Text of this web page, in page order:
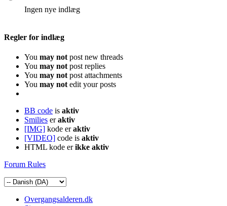
Ingen nye indlæg
Regler for indlæg
You may notpost new threads
You may notpost replies
You may notpost attachments
You may notedit your posts
BB code is aktiv
Smilies eraktiv
[IMG] kode eraktiv
[VIDEO] code is aktiv
HTML kode erikke aktiv
Forum Rules
Overgangsalderen.dk